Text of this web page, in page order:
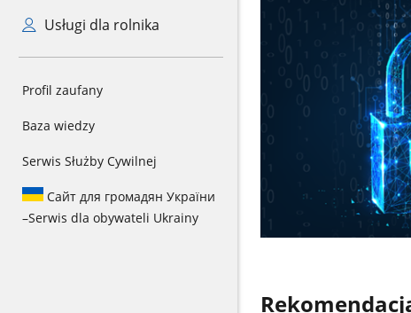
Usługi dla rolnika
Profil zaufany
Baza wiedzy
Serwis Służby Cywilnej
Сайт для громадян України
–Serwis dla obywateli Ukrainy